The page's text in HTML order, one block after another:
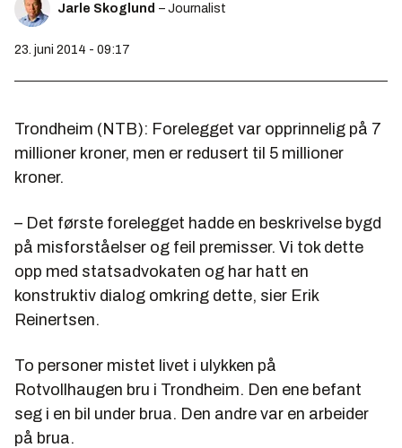
Jarle Skoglund – Journalist
23. juni 2014 - 09:17
Trondheim (NTB): Forelegget var opprinnelig på 7
millioner kroner, men er redusert til 5 millioner
kroner.
– Det første forelegget hadde en beskrivelse bygd
på misforståelser og feil premisser. Vi tok dette
opp med statsadvokaten og har hatt en
konstruktiv dialog omkring dette, sier Erik
Reinertsen.
To personer mistet livet i ulykken på
Rotvollhaugen bru i Trondheim. Den ene befant
seg i en bil under brua. Den andre var en arbeider
på brua.